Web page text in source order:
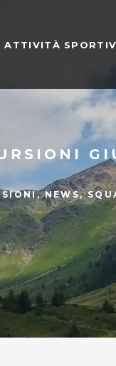
ATTIVITÀ
,NEWS,